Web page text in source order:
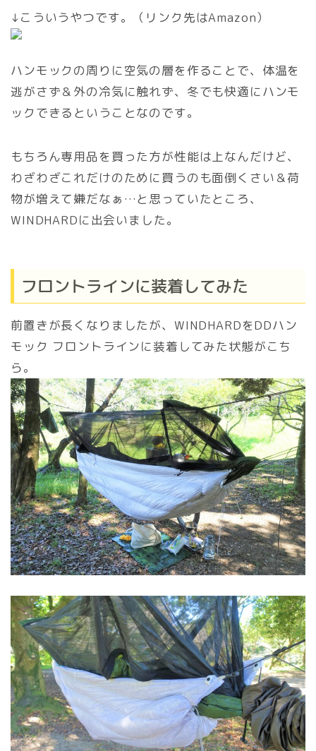
↓こういうやつです。（リンク先はAmazon）
ハンモックの周りに空気の層を作ることで、体温を
逃がさず＆外の冷気に触れず、冬でも快適にハンモ
ックできるということなのです。
もちろん専用品を買った方が性能は上なんだけど、
わざわざこれだけのために買うのも面倒くさい＆荷
物が増えて嫌だなぁ…と思っていたところ、
WINDHARDに出会いました。
フロントラインに装着してみた
前置きが長くなりましたが、WINDHARDをDDハン
モック フロントラインに装着してみた状態がこち
ら。